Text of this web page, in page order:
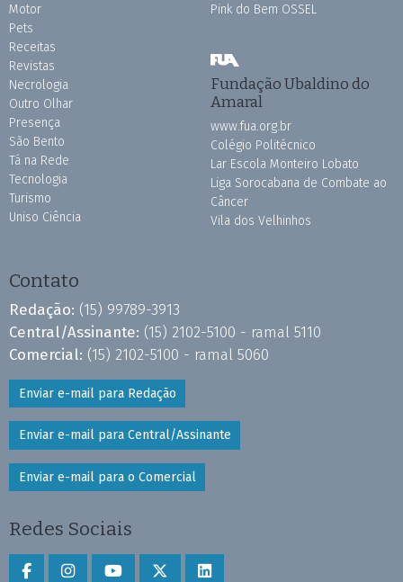
Motor
Pets
Receitas
Revistas
Necrologia
Outro Olhar
Presença
São Bento
Tá na Rede
Tecnologia
Turismo
Uniso Ciência
Pink do Bem OSSEL
Fundação Ubaldino do
Amaral
www.fua.org.br
Colégio Politécnico
Lar Escola Monteiro Lobato
Liga Sorocabana de Combate ao
Câncer
Vila dos Velhinhos
Contato
Redação: (15) 99789-3913
Central/Assinante: (15) 2102-5100 - ramal 5110
Comercial: (15) 2102-5100 - ramal 5060
Enviar e-mail para Redação
Enviar e-mail para Central/Assinante
Enviar e-mail para o Comercial
Redes Sociais